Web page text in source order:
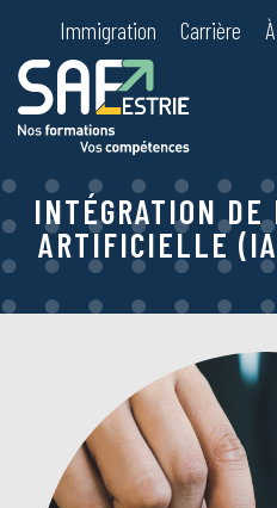
Immigration Carrière
INTÉGRATION
ARTIFICIELLE